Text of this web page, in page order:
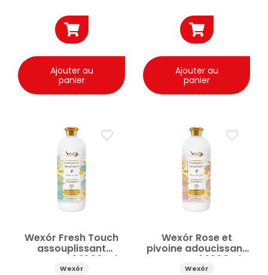
Ajouter au
panier
Ajouter au
panier
Wexór Fresh Touch
assouplissant
concentré 1000 ml
Wexór
Wexór Rose et
pivoine adoucissant
concentré 1000ml
Wexór